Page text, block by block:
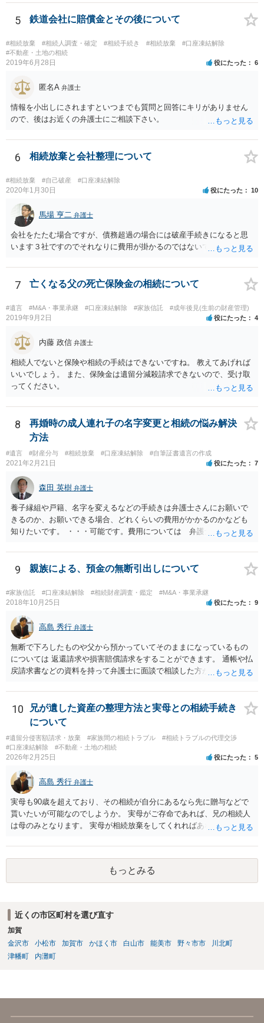
したら、早急に家裁に行って相続放棄の申述をしたい旨告げて必要な
書類を提出されることをおすすめいたします。 なお、お父様の債務が
他にもあるかもしれないというリスクを考えますと、相続放棄の申述
にあたっては、法テラスの無料相談等を利用して弁護士に相談するこ
とも十分考えられるかと存じます。また、ご記載いただいた事実関係
を拝見するかぎり、再婚相手のかたは既に相続放棄をされている可能
5 鉄道会社に賠償金とその後について
#相続放棄 #相続人調査・確定 #相続手続き #相続放棄
#口座凍結解除
#不動産・土地の相続
2019年6月28日 役にたった 6
匿名A 弁護士
情報を小出しにされますといつまでも質問と回答にキリがありません
ので、後はお近くの弁護士にご相談下さい。
6 相続放棄と会社整理について
#相続放棄 #自己破産 #口座凍結解除
2020年1月30日 役にたった 10
馬場 亨二 弁護士
会社をたたむ場合ですが、債務超過の場合には破産手続きになると思
います３社ですのでそれなりに費用が掛かるのではないでしょうか。
7 亡くなる父の死亡保険金の相続について
#遺言 #M&A・事業承継 #口座凍結解除 #家族信託 #成年後見(生前の財産管理)
2019年9月2日 役にたった 4
内藤 政信 弁護士
相続人でないと保険や相続の手続はできないですね。 教えてあげれば
いいでしょう。 また、保険金は遺留分減殺請求できないので、受け取
ってください。
8
再婚時の成人連れ子の名字変更と相続の悩み解決
方法
#遺言 #財産分与 #相続放棄 #口座凍結解除 #自筆証書遺言の作成
2021年2月21日 役にたった 7
森田 英樹 弁護士
養子縁組や戸籍、名字を変えるなどの手続きは弁護士さんにお願いで
きるのか、お願いできる場合、どれくらいの費用がかかるのかなども
知りたいです。 ・・・可能です。費用については 弁護士と直接面談
ています。 やはり、成人した子のことまでごちゃごちゃ考えず、自分
の事だけ考えるべきなのでしょうか ・・・お子さんの事をまで含め良
い解決案があればお悩みになるのは当然と言えば当然のことです。 彼
と親子関係を結びたいと思っているが、名字は変えたくない・・・養
子縁組の必要があり 氏も変更することになります。 しかし 彼は成人
しているとは言え、自分の子と私の連れ子、全て平等にしたいと希
望。もちろん私もそうできればと思います。 ・・・婚姻前の契約 あ
るいは 遺言書などで その意思を実現する方法はあります。 弁護
士に相談してみてください。
9 親族による、預金の無断引出しについて
#家族信託 #口座凍結解除 #相続財産調査・鑑定 #M&A・事業承継
2018年10月25日 役にたった 9
高島 秀行 弁護士
無断で下ろしたものや父から預かっていてそのままになっているもの
については 返還請求や損害賠償請求をすることができます。 通帳や払
戻請求書などの資料を持って弁護士に面談で相談した方がよいと思い
10
兄が遺した資産の整理方法と実母との相続手続き
について
#遺留分侵害額請求・放棄 #家族間の相続トラブル
#相続トラブルの代理交渉
#口座凍結解除
#不動産・土地の相続
2026年2月25日 役にたった 5
高島 秀行 弁護士
実母も90歳を超えており、その相続が自分にあるなら先に贈与などで
貰いたいが可能なのでしようか。 実母がご存命であれば、兄の相続人
は母のみとなります。 実母が相続放棄をしてくれればあなた方兄弟及
ないと思います。
もっとみる
近くの市区町村を選び直す
加賀
金沢市
小松市 加賀市 かほく市 白山市 能美市 野々市市
川北町
津幡町
内灘町